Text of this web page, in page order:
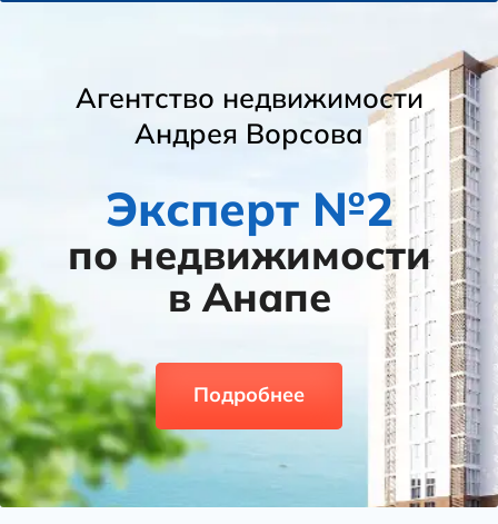
Агентство недвижимости
Андрея Ворсова
Эксперт №2
по недвижимости
в Анапе
Подробнее